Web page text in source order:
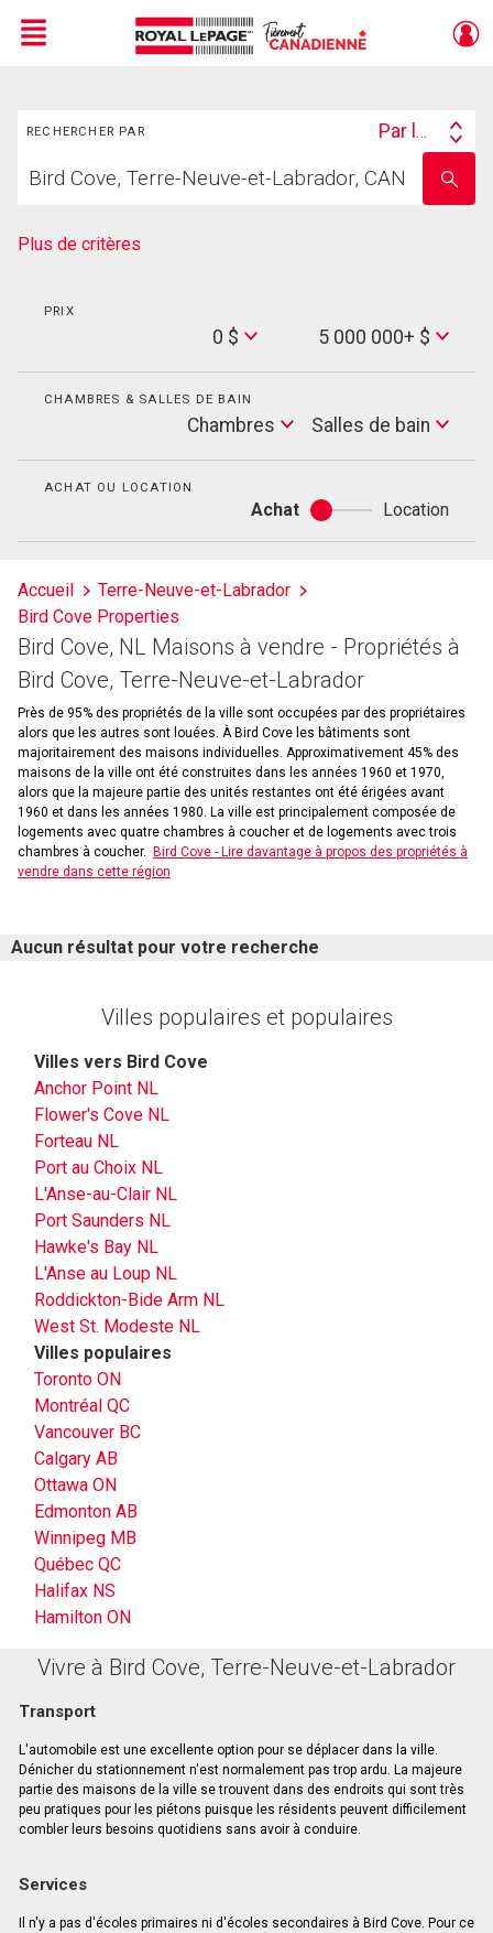
Menu
RECHERCHER PAR
Search
Par lieu
votre
nom
Plus de critères
PRIX
0 $
Max
Price
5 000 000+ $
CHAMBRES & SALLES DE BAIN
Chambres
Salles
de
Salles de bain
ACHAT OU LOCATION
Achat
Achat
ou
Location
Accueil
Terre-Neuve-et-Labrador
Bird Cove Properties
Bird Cove, NL Maisons à vendre - Propriétés à
Bird Cove, Terre-Neuve-et-Labrador
Près de 95% des propriétés de la ville sont occupées par des propriétaires
alors que les autres sont louées. À Bird Cove les bâtiments sont
majoritairement des maisons individuelles. Approximativement 45% des
maisons de la ville ont été construites dans les années 1960 et 1970,
alors que la majeure partie des unités restantes ont été érigées avant
1960 et dans les années 1980. La ville est principalement composée de
logements avec quatre chambres à coucher et de logements avec trois
chambres à coucher.
Bird Cove - Lire davantage à propos des propriétés à
vendre dans cette région
Aucun résultat pour votre recherche
Villes populaires et populaires
Villes vers Bird Cove
Anchor Point NL
Flower's Cove NL
Forteau NL
Port au Choix NL
L'Anse-au-Clair NL
Port Saunders NL
Hawke's Bay NL
L'Anse au Loup NL
Roddickton-Bide Arm NL
West St. Modeste NL
Villes populaires
Toronto ON
Montréal QC
Vancouver BC
Calgary AB
Ottawa ON
Edmonton AB
Winnipeg MB
Québec QC
Halifax NS
Hamilton ON
Vivre à Bird Cove, Terre-Neuve-et-Labrador
Transport
L'automobile est une excellente option pour se déplacer dans la ville.
Dénicher du stationnement n'est normalement pas trop ardu. La majeure
partie des maisons de la ville se trouvent dans des endroits qui sont très
peu pratiques pour les piétons puisque les résidents peuvent difficilement
combler leurs besoins quotidiens sans avoir à conduire.
Services
Il n'y a pas d'écoles primaires ni d'écoles secondaires à Bird Cove. Pour ce